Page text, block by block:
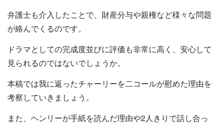
弁護士も介入したことで、財産分与や親権など様々な問題
が絡んでくるのです。
ドラマとしての完成度並びに評価も非常に高く、安心して
見られるのではないでしょうか。
本稿では我に返ったチャーリーを二コールが慰めた理由を
考察していきましょう。
また、ヘンリーが手紙を読んだ理由や2人きりで話し合っ